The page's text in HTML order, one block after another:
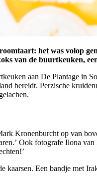
het was volop
van de buurtkeuken,
aan De Plantage
bereidt. Perzische
Kronenburcht op van
Ook fotografe Ilona
Een bandje met